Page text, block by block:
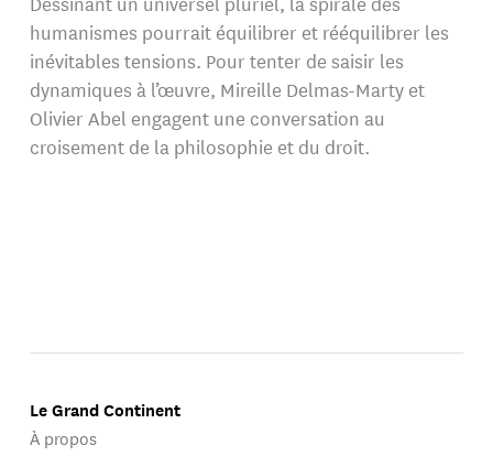
humanismes pourrait équilibrer et rééquilibrer les
inévitables tensions. Pour tenter de saisir les
dynamiques à l’œuvre, Mireille Delmas-Marty et
Olivier Abel engagent une conversation au
croisement de la philosophie et du droit.
Le Grand Continent
À propos